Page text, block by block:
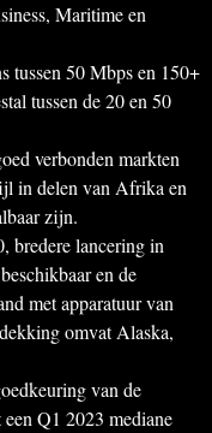
Maritime en
tussen 50 Mbps en 150+
tussen de 20 en 50
verbonden markten
in delen van Afrika en
zijn.
bredere lancering in
en de
met apparatuur van
omvat Alaska,
van de
Q1 2023 mediane